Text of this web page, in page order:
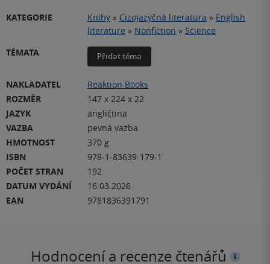
KATEGORIE Knihy » Cizojazyčná literatura » English
literature » Nonfiction » Science
TÉMATA
Přidat téma
NAKLADATEL
Reaktion Books
ROZMĚR
147 x 224 x 22
JAZYK
angličtina
VAZBA
pevná vazba
HMOTNOST
370 g
ISBN
978-1-83639-179-1
POČET STRAN
192
DATUM VYDÁNÍ
16.03.2026
EAN
9781836391791
Hodnocení a recenze čtenářů